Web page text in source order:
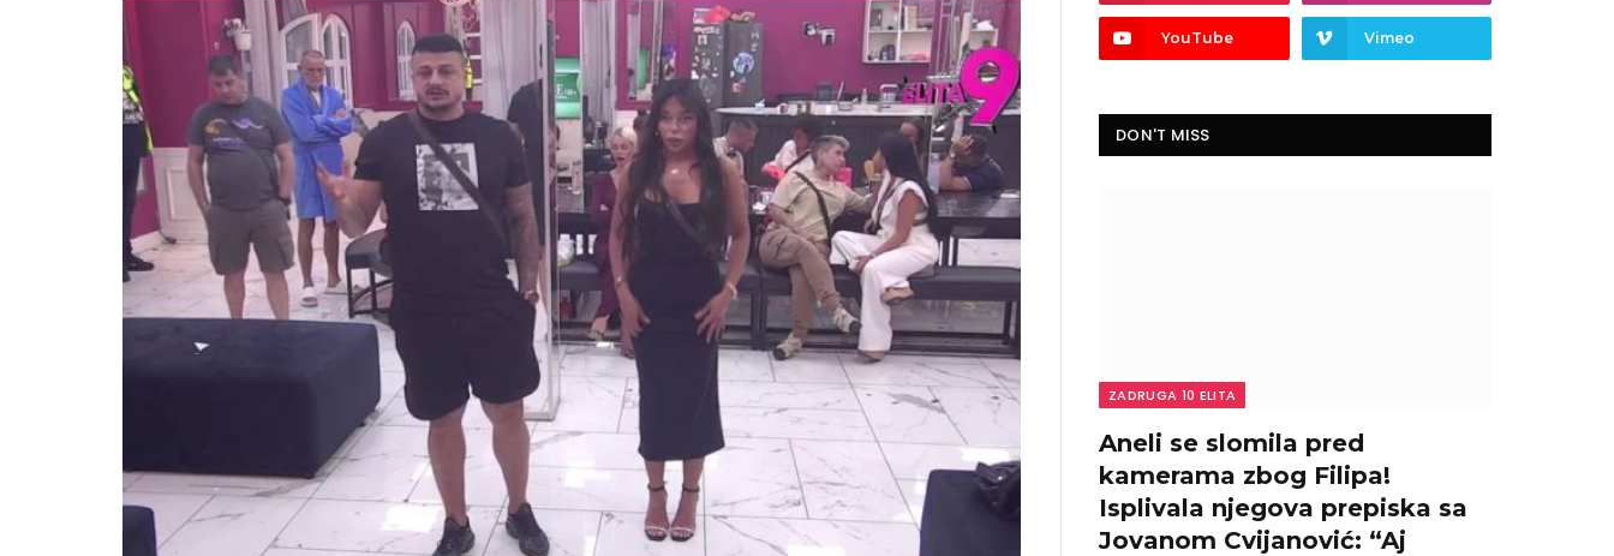
YouTube Vimeo
DON'T MISS
ZADRUGA 10 ELITA
Aneli se slomila pred
kamerama zbog Filipa!
Isplivala njegova prepiska sa
Jovanom Cvijanović: “Aj